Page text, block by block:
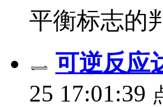
平衡标志的
可逆反应
25 17:01:39